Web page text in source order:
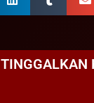
TINGGALKAN